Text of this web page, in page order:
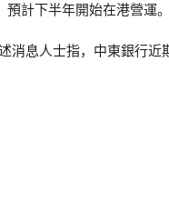
計下半年開始在港營運。
息人士指，中東銀行近